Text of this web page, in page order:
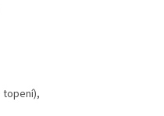
topení),